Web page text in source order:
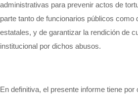
administrativas para prevenir actos de
parte tanto de funcionarios públicos como
estatales, y de garantizar la rendición de
institucional por dichos abusos.
En definitiva, el presente informe tiene por